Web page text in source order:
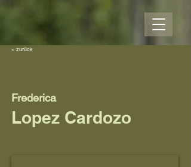
< zurück
Frederica
Lopez Cardozo